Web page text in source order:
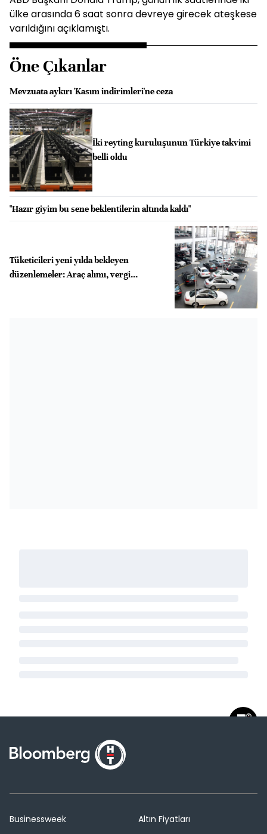
ülke arasında 6 saat sonra devreye girecek ateşkese
varıldığını açıklamıştı.
Öne Çıkanlar
Mevzuata aykırı 'Kasım indirimleri'ne ceza
İki reyting kuruluşunun Türkiye takvimi
belli oldu
"Hazır giyim bu sene beklentilerin altında kaldı"
Tüketicileri yeni yılda bekleyen
düzenlemeler: Araç alımı, vergi...
Businessweek
Altın Fiyatları